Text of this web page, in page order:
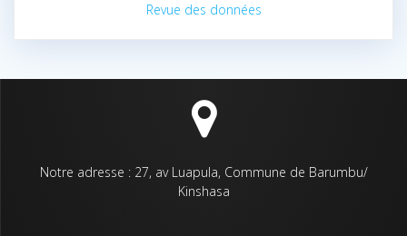
Revue des données
Notre adresse : 27, av Luapula, Commune de Barumbu/
Kinshasa